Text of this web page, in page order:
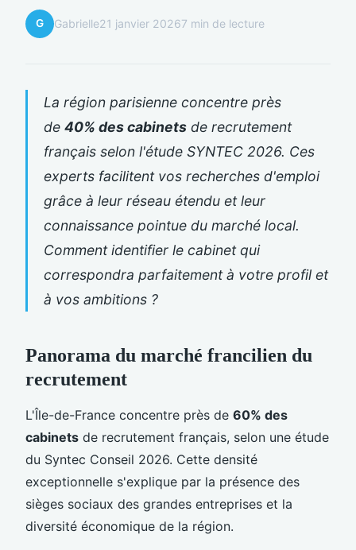
G Gabrielle21 janvier 20267 min de lecture
La région parisienne concentre près
de 40% des cabinets de recrutement
français selon l'étude SYNTEC 2026. Ces
experts facilitent vos recherches d'emploi
grâce à leur réseau étendu et leur
connaissance pointue du marché local.
Comment identifier le cabinet qui
correspondra parfaitement à votre profil et
à vos ambitions ?
Panorama du marché francilien du
recrutement
L'Île-de-France concentre près de 60% des
cabinets de recrutement français, selon une étude
du Syntec Conseil 2026. Cette densité
exceptionnelle s'explique par la présence des
sièges sociaux des grandes entreprises et la
diversité économique de la région.